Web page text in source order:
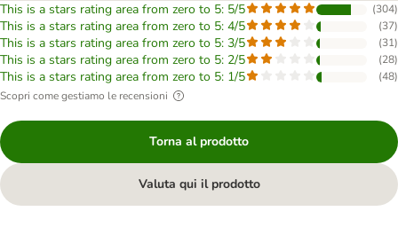
This is a stars rating area from zero to 5: 5/5 (304)
This is a stars rating area from zero to 5: 4/5 (37)
This is a stars rating area from zero to 5: 3/5 (31)
This is a stars rating area from zero to 5: 2/5 (28)
This is a stars rating area from zero to 5: 1/5 (48)
Scopri come gestiamo le recensioni
Torna al prodotto
Valuta qui il prodotto